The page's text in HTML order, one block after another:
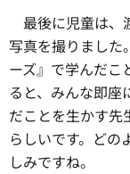
最後に児童は、
写真を撮りました
ーズ』で学んだこ
ると、みんな即座
だことを生かす先
らしいです。ど
しみですね。